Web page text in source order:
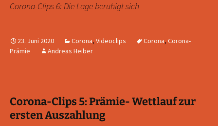
Corona-Clips 6: Die Lage beruhigt sich
23. Juni 2020 Corona, Videoclips Corona, Corona-
Prämie
Andreas Heiber
Corona-Clips 5: Prämie- Wettlauf zur
ersten Auszahlung